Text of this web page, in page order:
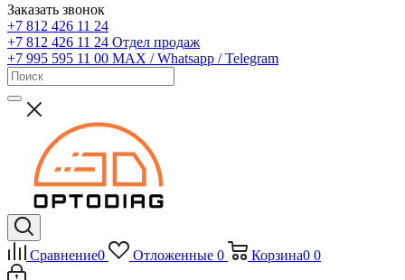
Заказать звонок
+7 812 426 11 24
+7 812 426 11 24 Отдел продаж
+7 995 595 11 00 MAX / Whatsapp / Telegram
Сравнение0 Отложенные 0 Корзина0 0